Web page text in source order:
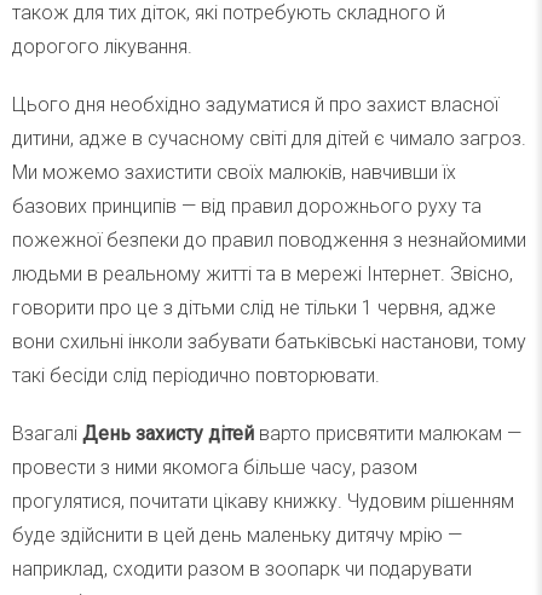
також для тих діток, які потребують складного й
дорогого лікування.
Цього дня необхідно задуматися й про захист власної
дитини, адже в сучасному світі для дітей є чимало загроз.
Ми можемо захистити своїх малюків, навчивши їх
базових принципів — від правил дорожнього руху та
пожежної безпеки до правил поводження з незнайомими
людьми в реальному житті та в мережі Інтернет. Звісно,
говорити про це з дітьми слід не тільки 1 червня, адже
вони схильні інколи забувати батьківські настанови, тому
такі бесіди слід періодично повторювати.
Взагалі День захисту дітей варто присвятити малюкам —
провести з ними якомога більше часу, разом
прогулятися, почитати цікаву книжку. Чудовим рішенням
буде здійснити в цей день маленьку дитячу мрію —
наприклад, сходити разом в зоопарк чи подарувати